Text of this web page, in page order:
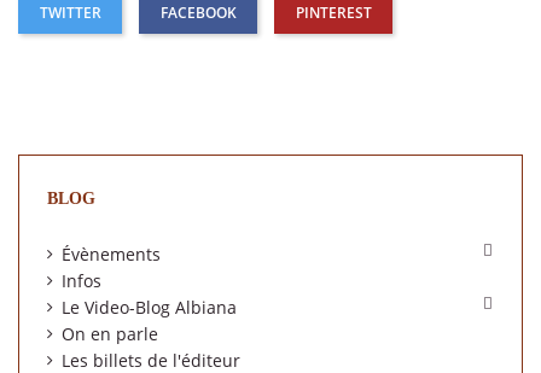
TWITTER FACEBOOK PINTEREST
BLOG
Évènements 
Infos
Le Video-Blog Albiana

On en parle
Les billets de l'éditeur